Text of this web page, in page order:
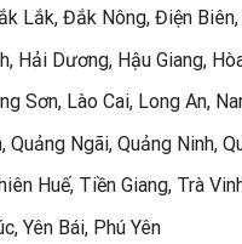
Lắk, Đắk Nông, Điện
Hải Dương, Hậu Giang,
Sơn, Lào Cai, Long An,
Quảng Ngãi, Quảng Ninh,
Huế, Tiền Giang, Trà
Yên Bái, Phú Yên